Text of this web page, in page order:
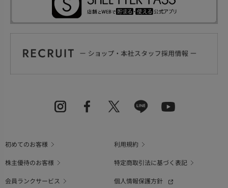
初めてのお客様
利用規約
株主優待のお客様
特定商取引法に基づく表記
会員ランクサービス
個人情報保護方針